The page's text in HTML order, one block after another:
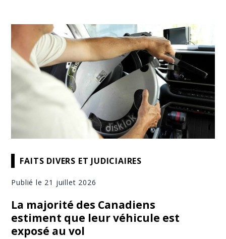
FAITS DIVERS ET JUDICIAIRES
Publié le 21 juillet 2026
La majorité des Canadiens
estiment que leur véhicule est
exposé au vol